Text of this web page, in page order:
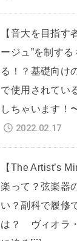
【音大を目指す
ージュ”を制す
る！？基礎向け
で使用されてい
しちゃいます！
2022.02.17
【The Artist’s
楽って？弦楽器
い？副科で履修
は？ ヴィオラ